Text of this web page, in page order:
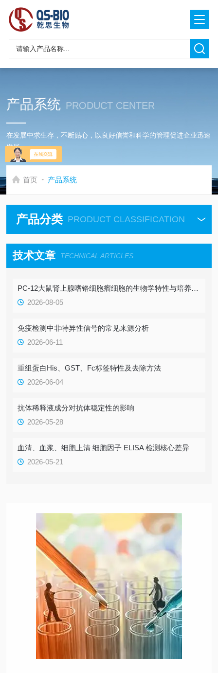
产品系统 PRODUCT CENTER
在发展中求生存，不断贴心，以良好信誉和科学的管理促进企业迅速
发展
首页 - 产品系统
产品分类 PRODUCT CLASSIFICATION
技术文章 TECHNICAL ARTICLES
PC-12大鼠肾上腺嗜铬细胞瘤细胞的生物学特性与培养要点
2026-08-05
免疫检测中非特异性信号的常见来源分析
2026-06-11
重组蛋白His、GST、Fc标签特性及去除方法
2026-06-04
抗体稀释液成分对抗体稳定性的影响
2026-05-28
血清、血浆、细胞上清 细胞因子 ELISA 检测核心差异
2026-05-21